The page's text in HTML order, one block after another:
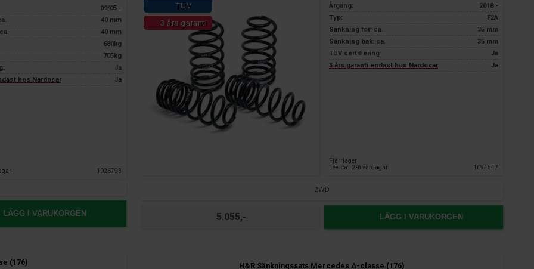
09/05 -
40 mm
40 mm
680kg
705kg
Ja
hos Nardocar
Ja
1026793
LÄGG I VARUKORGEN
TÜV
3 års garanti
Årgang:
2018 -
Typ:
F2A
Sänkning för: ca.
35 mm
Sänkning bak: ca.
35 mm
TÜV certifiering:
Ja
3 års garanti endast hos Nardocar
Ja
Fjärrlager
Lev. ca.: 2-6vardagar 1094547
2WD
5.055,- LÄGG I VARUKORGEN
(176) H&R Sänkningssats Mercedes A-classe (176)